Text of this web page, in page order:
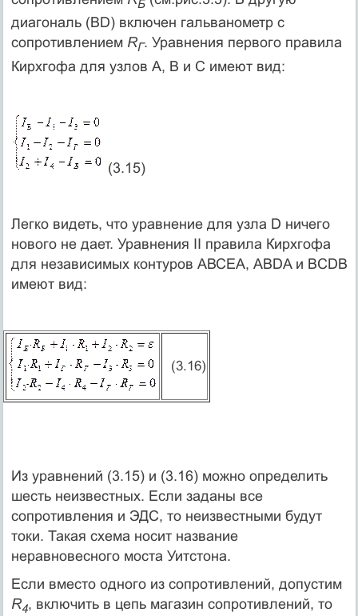
Б
диагональ (BD) включен гальванометр с
сопротивлением RГ. Уравнения первого правила
Кирхгофа для узлов А, В и С имеют вид:
(3.15)
Легко видеть, что уравнение для узла D ничего
нового не дает. Уравнения II правила Кирхгофа
для независимых контуров АВСЕА, ABDA и BCDB
имеют вид:
(3.16)
Из уравнений (3.15) и (3.16) можно определить
шесть неизвестных. Если заданы все
сопротивления и ЭДС, то неизвестными будут
токи. Такая схема носит название
неравновесного моста Уитстона.
Если вместо одного из сопротивлений, допустим
R4, включить в цепь магазин сопротивлений, то